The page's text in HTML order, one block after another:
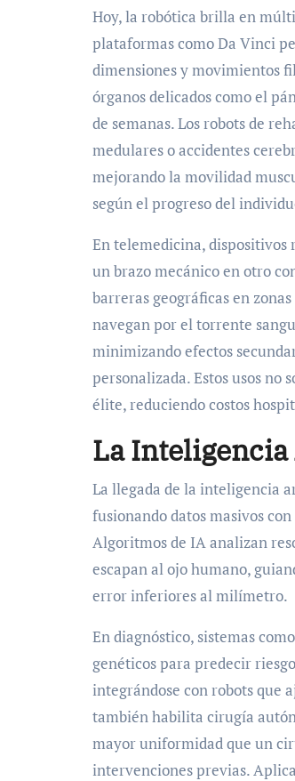
Hoy, la robótica brilla en
plataformas como Da Vinci
dimensiones y movimientos
órganos delicados como el
de semanas. Los robots de
medulares o accidentes
mejorando la movilidad
según el progreso del
En telemedicina, dispositivos
un brazo mecánico en otro
barreras geográficas en
navegan por el torrente
minimizando efectos
personalizada. Estos usos no
élite, reduciendo costos
La
La llegada de la inteligencia
fusionando datos masivos
Algoritmos de IA analizan
escapan al ojo humano,
error inferiores al milímetro.
En diagnóstico, sistemas
genéticos para predecir
integrándose con robots que
también habilita cirugía
mayor uniformidad que un
intervenciones previas.